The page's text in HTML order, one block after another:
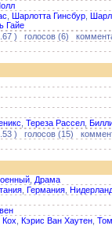
Шарлотта Гинсбур
Гайе
) голосов (6)
Тереза Рассел
) голосов (15)
Драма
Германия
Кох Кэрис Ван Хаутен